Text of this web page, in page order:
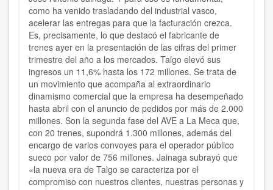
como ha venido trasladando del industrial vasco,
acelerar las entregas para que la facturación crezca.
Es, precisamente, lo que destacó el fabricante de
trenes ayer en la presentación de las cifras del primer
trimestre del año a los mercados. Talgo elevó sus
ingresos un 11,6% hasta los 172 millones. Se trata de
un movimiento que acompaña al extraordinario
dinamismo comercial que la empresa ha desempeñado
hasta abril con el anuncio de pedidos por más de 2.000
millones. Son la segunda fase del AVE a La Meca que,
con 20 trenes, supondrá 1.300 millones, además del
encargo de varios convoyes para el operador público
sueco por valor de 756 millones. Jainaga subrayó que
«la nueva era de Talgo se caracteriza por el
compromiso con nuestros clientes, nuestras personas y